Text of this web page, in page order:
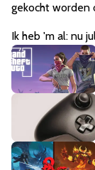
gekocht worden
Ik heb 'm al: nu